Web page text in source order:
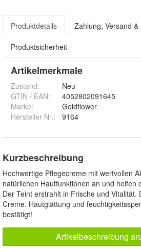
Produktdetails Zahlung, Versand &
Produktsicherheit
Artikelmerkmale
Zustand:
Neu
GTIN / EAN:
4052802091645
Marke:
Goldflower
Hersteller Nr.:
9164
Kurzbeschreibung
Hochwertige Pflegecreme mit wertvollen
natürlichen Hautfunktionen an und helfen
Der Teint erstrahlt in Frische und Vitalität.
Creme. Hautglättung und
bestätigt!
Artikelbeschreibung